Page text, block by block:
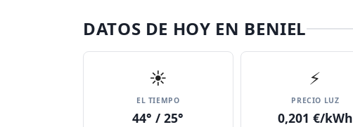
DATOS DE HOY EN BENIEL
☀️
EL TIEMPO
44° / 25°
⚡
PRECIO LUZ
0,201 €/kWh